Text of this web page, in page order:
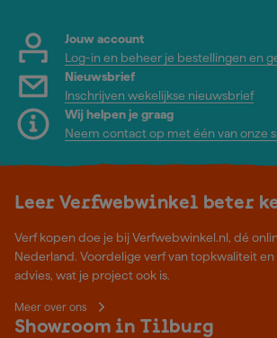
Jouw account
Log-in en beheer je bestellingen en
Nieuwsbrief
Inschrijven wekelijkse nieuwsbrief
Wij helpen je graag
Neem contact op met één van onze
Leer Verfwebwinkel beter
Verf kopen doe je bij Verfwebwinkel.nl, dé
Nederland. Voordelige verf van topkwaliteit
advies, wat je project ook is.
Meer over ons
Showroom in Tilburg